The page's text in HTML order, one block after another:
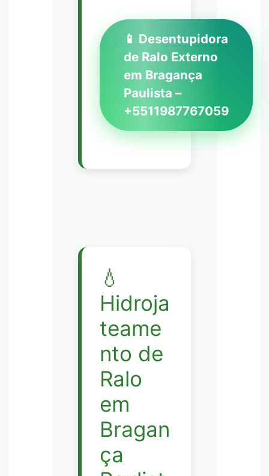
📱 Desentupidora
de Ralo Externo
em Bragança
Paulista –
+5511987767059
💧
Hidroja
teame
nto de
Ralo
em
Bragan
ça